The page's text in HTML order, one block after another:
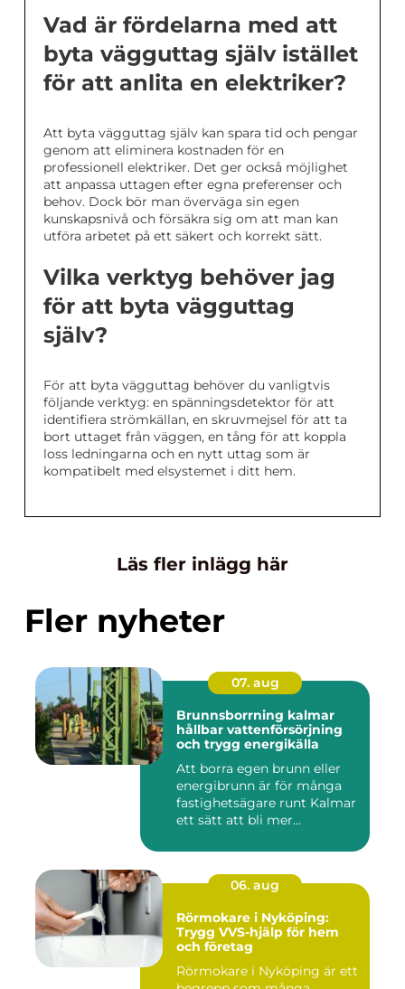
Vad är fördelarna med att
byta vägguttag själv istället
för att anlita en elektriker?
Att byta vägguttag själv kan spara tid och pengar
genom att eliminera kostnaden för en
professionell elektriker. Det ger också möjlighet
att anpassa uttagen efter egna preferenser och
behov. Dock bör man överväga sin egen
kunskapsnivå och försäkra sig om att man kan
utföra arbetet på ett säkert och korrekt sätt.
Vilka verktyg behöver jag
för att byta vägguttag
själv?
För att byta vägguttag behöver du vanligtvis
följande verktyg: en spänningsdetektor för att
identifiera strömkällan, en skruvmejsel för att ta
bort uttaget från väggen, en tång för att koppla
loss ledningarna och en nytt uttag som är
kompatibelt med elsystemet i ditt hem.
Läs fler inlägg här
Fler nyheter
07. aug
Brunnsborrning kalmar
hållbar vattenförsörjning
och trygg energikälla
Att borra egen brunn eller
energibrunn är för många
fastighetsägare runt Kalmar
ett sätt att bli mer...
06. aug
Rörmokare i Nyköping:
Trygg VVS-hjälp för hem
och företag
Rörmokare i Nyköping är ett